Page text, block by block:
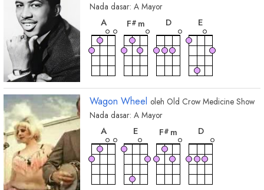
Nada dasar: A Mayor
A
chord
F# m
chord
D
E
Wagon Wheel oleh Old Crow Medicine Show
Nada dasar: A Mayor
A
chord
E
chord
F# m
D